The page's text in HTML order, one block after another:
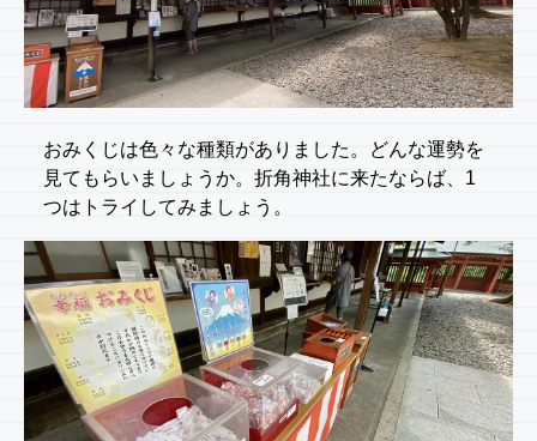
おみくじは色々な種類がありました。どんな運勢を
見てもらいましょうか。折角神社に来たならば、1
つはトライしてみましょう。